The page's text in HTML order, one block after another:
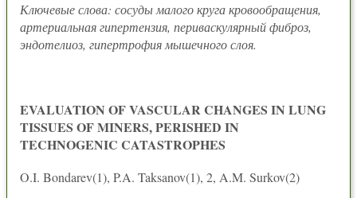
Ключевые слова: сосуды малого круга кровообращения,
артериальная гипертензия, периваскулярный фиброз,
эндотелиоз, гипертрофия мышечного слоя.
EVALUATION OF VASCULAR CHANGES IN LUNG
TISSUES OF MINERS, PERISHED IN
TECHNOGENIC CATASTROPHES
O.I. Bondarev(1), P.A. Taksanov(1), 2, A.M. Surkov(2)